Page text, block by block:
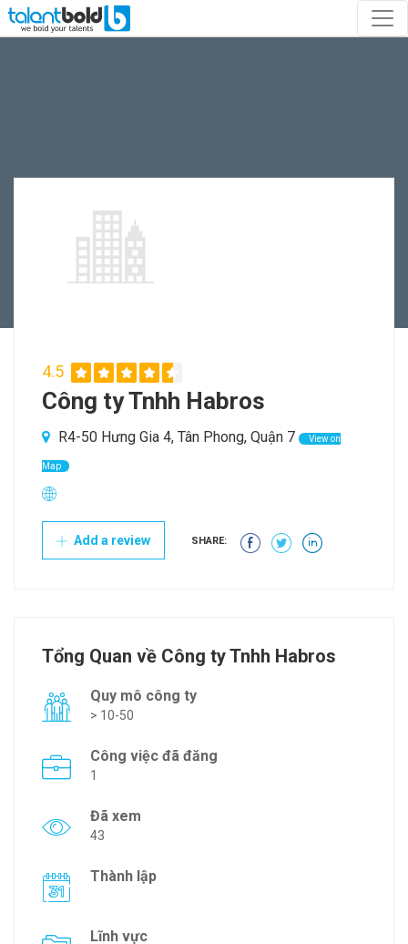
4.5
Công ty Tnhh Habros
R4-50 Hưng Gia 4, Tân Phong, Quận 7 View on
Map
Add a review SHARE:
Tổng Quan về Công ty Tnhh Habros
Quy mô công ty
> 10-50
Công việc đã đăng
1
Đã xem
43
Thành lập
Lĩnh vực